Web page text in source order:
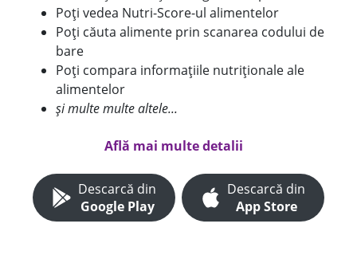
Poți vedea Nutri-Score-ul alimentelor
Poți căuta alimente prin scanarea codului de
bare
Poți compara informațiile nutriționale ale
alimentelor
și multe multe altele...
Află mai multe detalii
Descarcă din
Google Play
Descarcă din
App Store